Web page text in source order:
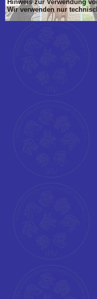
Hinweis zur Verwendung
Wir verwenden nur
'Dim mlTIT, mlBOD, mlVON,